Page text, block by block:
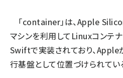
「container」は、Apple
マシンを利用してLinuxコンテ
Swiftで実装されており、Apple
行基盤として位置づけられてい